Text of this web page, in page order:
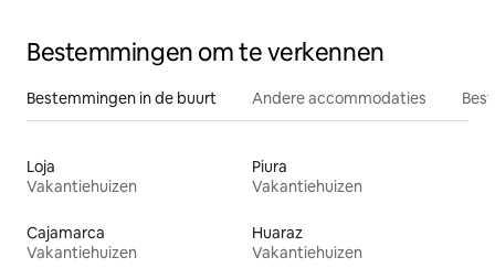
Bestemmingen om te verkennen
Bestemmingen in de buurt Andere accommodaties
Loja
Vakantiehuizen
Piura
Vakantiehuizen
Cajamarca
Vakantiehuizen
Huaraz
Vakantiehuizen